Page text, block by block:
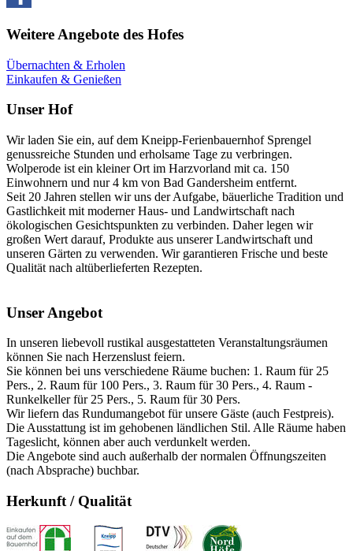
Weitere Angebote des Hofes
Übernachten & Erholen
Einkaufen & Genießen
Unser Hof
Wir laden Sie ein, auf dem Kneipp-Ferienbauernhof Sprengel
genussreiche Stunden und erholsame Tage zu verbringen.
Wolperode ist ein kleiner Ort im Harzvorland mit ca. 150
Einwohnern und nur 4 km von Bad Gandersheim entfernt.
Seit 20 Jahren stellen wir uns der Aufgabe, bäuerliche Tradition und
Gastlichkeit mit moderner Haus- und Landwirtschaft nach
ökologischen Gesichtspunkten zu verbinden. Daher legen wir
großen Wert darauf, Produkte aus unserer Landwirtschaft und
unseren Gärten zu verwenden. Wir garantieren Frische und beste
Qualität nach altüberlieferten Rezepten.
Unser Angebot
In unseren liebevoll rustikal ausgestatteten Veranstaltungsräumen
können Sie nach Herzenslust feiern.
Sie können bei uns verschiedene Räume buchen: 1. Raum für 25
Pers., 2. Raum für 100 Pers., 3. Raum für 30 Pers., 4. Raum -
Runkelkeller für 25 Pers., 5. Raum für 30 Pers.
Wir liefern das Rundumangebot für unsere Gäste (auch Festpreis).
Die Ausstattung ist im gehobenen ländlichen Stil. Alle Räume haben
Tageslicht, können aber auch verdunkelt werden.
Die Angebote sind auch außerhalb der normalen Öffnungszeiten
(nach Absprache) buchbar.
Herkunft / Qualität